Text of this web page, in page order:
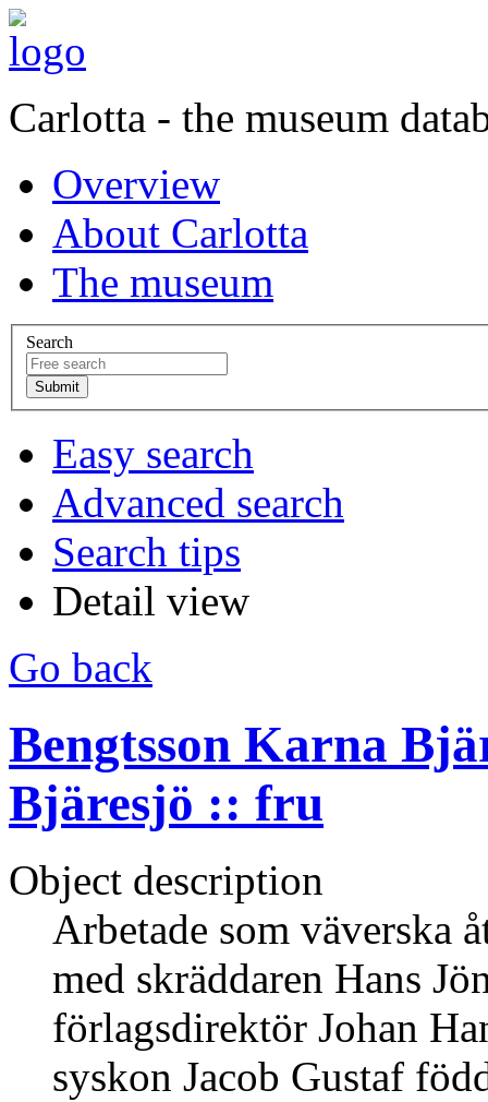
Carlotta - the museum
Overview
About Carlotta
The museum
Search
Easy search
Advanced search
Search tips
Detail view
Go back
Bengtsson Karna
Bjäresjö :: fru
Object description
Arbetade som väverska
med skräddaren Hans
förlagsdirektör Johan
syskon Jacob Gustaf